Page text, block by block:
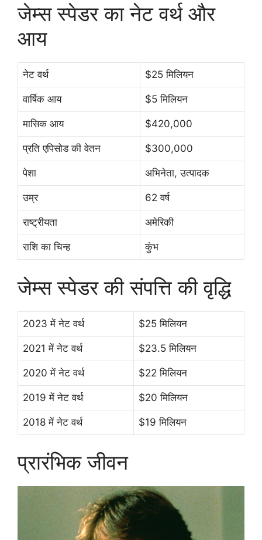
जेम्स स्पेडर का नेट वर्थ और
आय
नेट वर्थ $25 मिलियन
वार्षिक आय $5 मिलियन
मासिक आय $420,000
प्रति एपिसोड की वेतन $300,000
पेशा अभिनेता, उत्पादक
उम्र 62 वर्ष
राष्ट्रीयता अमेरिकी
राशि का चिन्ह कुंभ
जेम्स स्पेडर की संपत्ति की वृद्धि
2023 में नेट वर्थ $25 मिलियन
2021 में नेट वर्थ $23.5 मिलियन
2020 में नेट वर्थ $22 मिलियन
2019 में नेट वर्थ $20 मिलियन
2018 में नेट वर्थ $19 मिलियन
प्रारंभिक जीवन